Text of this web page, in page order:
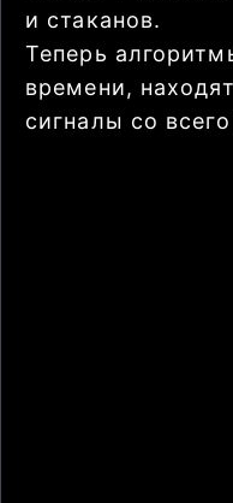
и стаканов.
Теперь
времени,
сигналы со